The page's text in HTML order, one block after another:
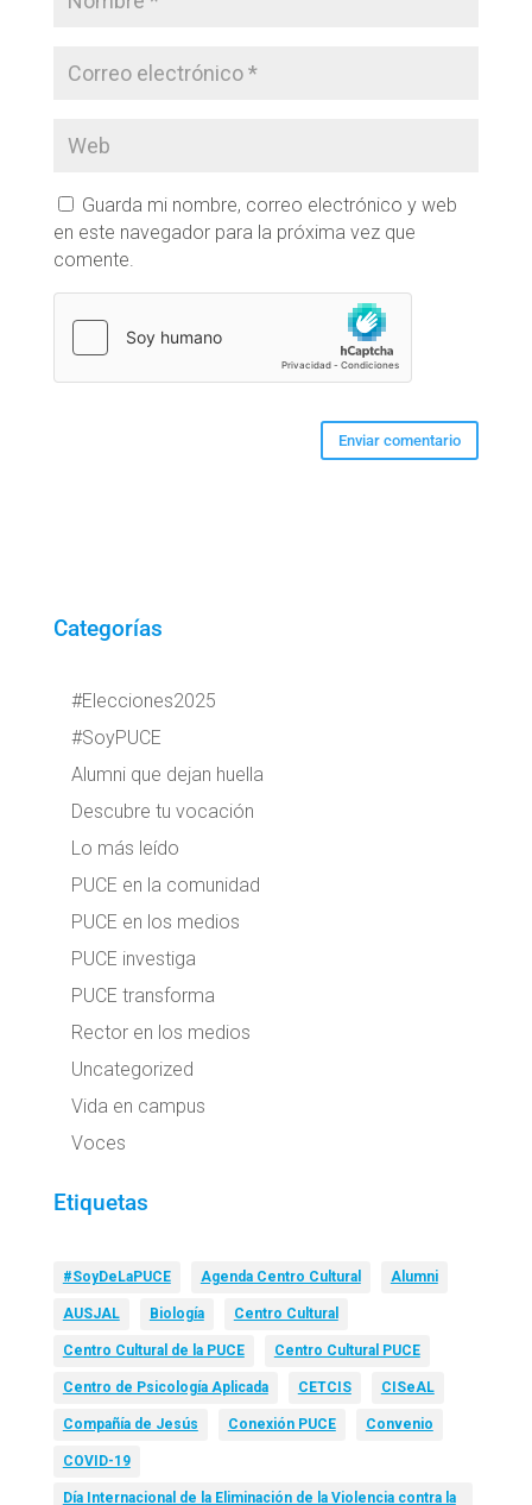
Guarda mi nombre, correo electrónico y web
en este navegador para la próxima vez que
comente.
Categorías
#Elecciones2025
#SoyPUCE
Alumni que dejan huella
Descubre tu vocación
Lo más leído
PUCE en la comunidad
PUCE en los medios
PUCE investiga
PUCE transforma
Rector en los medios
Uncategorized
Vida en campus
Voces
Etiquetas
#SoyDeLaPUCE Agenda Centro Cultural Alumni
AUSJAL Biología Centro Cultural
Centro Cultural de la PUCE Centro Cultural PUCE
Centro de Psicología Aplicada CETCIS CISeAL
Compañía de Jesús Conexión PUCE Convenio
COVID-19
Día Internacional de la Eliminación de la Violencia contra la